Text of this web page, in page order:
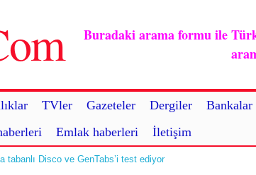
TVler Gazeteler Dergiler Bankalar
Emlak haberleri İletişim
Buradaki arama formu ile
tabanlı Disco ve GenTabs’i test ediyor